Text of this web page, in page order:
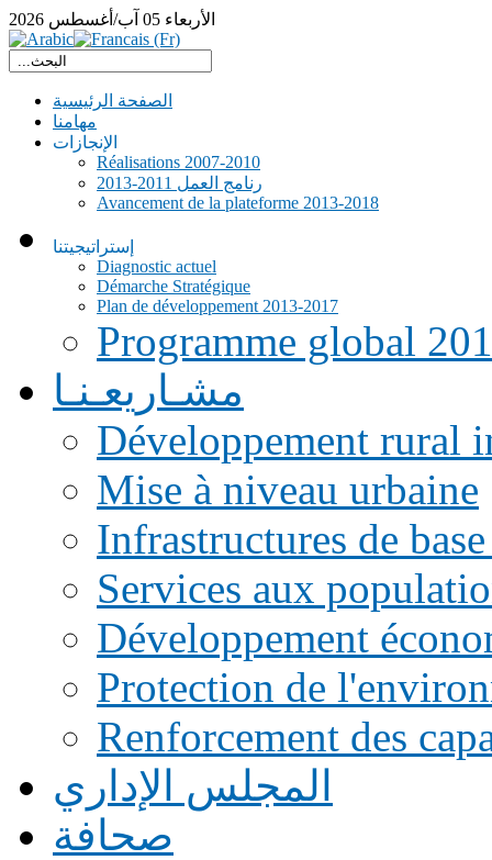
الأربعاء 05 آب/أغسطس 2026
الصفحة الرئيسية
مهامنا
الإنجازات
Réalisations 2007-2010
رنامج العمل 2011-2013
Avancement de la plateforme 2013-2018
إستراتيجيتنا
Diagnostic actuel
Démarche Stratégique
Plan de développement 2013-2017
Programme global
مشـاريعـنـا
Développement rural
Mise à niveau urbaine
Infrastructures de
Services aux
Développement
Protection de
Renforcement des
المجلس الإداري
صحافة